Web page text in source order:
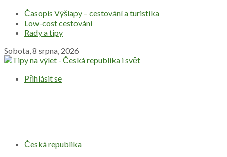
Časopis Výšlapy – cestování a turistika
Low-cost cestování
Rady a tipy
Sobota, 8 srpna, 2026
Přihlásit se
Česká republika